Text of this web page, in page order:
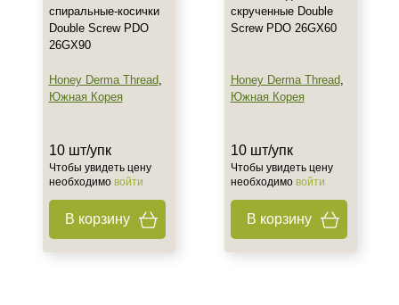
спиральные-косички
Double Screw PDO
26GX90
Honey Derma Thread,
Южная Корея
10 шт/упк
Чтобы увидеть цену
необходимо войти
В корзину
скрученные Double
Screw PDO 26GX60
Honey Derma Thread,
Южная Корея
10 шт/упк
Чтобы увидеть цену
необходимо войти
В корзину
+7 (495) 640-58-89
+7 (929) 933-09-89